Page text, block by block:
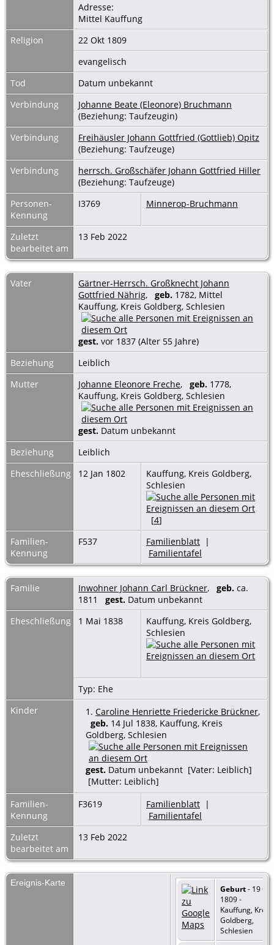
Adresse:
Mittel Kauffung
Religion
22 Okt 1809
evangelisch
Tod
Datum unbekannt
Verbindung
Johanne Beate (Eleonore) Bruchmann
(Beziehung: Taufzeugin)
Verbindung
Freihäusler Johann Gottfried (Gottlieb) Opitz
(Beziehung: Taufzeuge)
Verbindung
herrsch. Großschäfer Johann Gottfried Hiller
(Beziehung: Taufzeuge)
Personen-
Kennung
I3769 Minnerop-Bruchmann
Zuletzt
bearbeitet am
13 Feb 2022
Vater
Gärtner-Herrsch. Großknecht Johann
Gottfried Nährig, geb. 1782, Mittel
Kauffung, Kreis Goldberg, Schlesien
gest. vor 1837 (Alter 55 Jahre)
Beziehung
Leiblich
Mutter
Johanne Eleonore Freche, geb. 1778,
Kauffung, Kreis Goldberg, Schlesien
gest. Datum unbekannt
Beziehung
Leiblich
Eheschließung
12 Jan 1802
Kauffung, Kreis Goldberg,
Schlesien
[4]
Familien-
Kennung
F537 Familienblatt |
Familientafel
Familie Inwohner Johann Carl Brückner, geb. ca.
1811 gest. Datum unbekannt
Eheschließung
1 Mai 1838
Kauffung, Kreis Goldberg,
Schlesien
Typ: Ehe
Kinder
1. Caroline Henriette Friedericke Brückner,
geb. 14 Jul 1838, Kauffung, Kreis
Goldberg, Schlesien
gest. Datum unbekannt [Vater: Leiblich]
[Mutter: Leiblich]
Familien-
Kennung
F3619 Familienblatt |
Familientafel
Zuletzt
bearbeitet am
13 Feb 2022
Ereignis-Karte
Geburt- 19 Okt
1809 -
Kauffung, Kreis
Goldberg,
Schlesien